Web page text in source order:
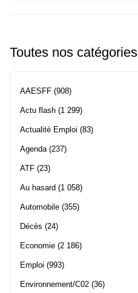
Toutes nos catégories
AAESFF (908)
Actu flash (1 299)
Actualité Emploi (83)
Agenda (237)
ATF (23)
Au hasard (1 058)
Automobile (355)
Décès (24)
Economie (2 186)
Emploi (993)
Environnement/C02 (36)